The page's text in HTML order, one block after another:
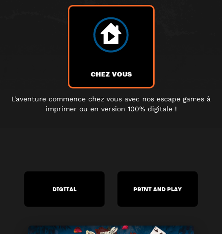
CHEZ VOUS
L'aventure commence chez vous avec nos escape games à
imprimer ou en version 100% digitale !
DIGITAL PRINT AND PLAY